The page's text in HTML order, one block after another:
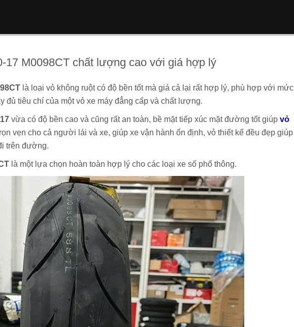
17 M0098CT chất lượng cao với giá hợp lý
là loại vỏ không ruột có độ bền tốt mà giá cả lại rất hợp lý, phù hợp với mức
đủ tiêu chí của một vỏ xe máy đẳng cấp và chất lượng.
vừa có độ bền cao và cũng rất an toàn, bề mặt tiếp xúc mặt đường tốt giúp vỏ
vẹn cho cả người lái và xe, giúp xe vận hành ổn định, vỏ thiết kế đều đẹp giúp
trên đường.
là một lựa chọn hoàn toàn hợp lý cho các loại xe số phổ thông.